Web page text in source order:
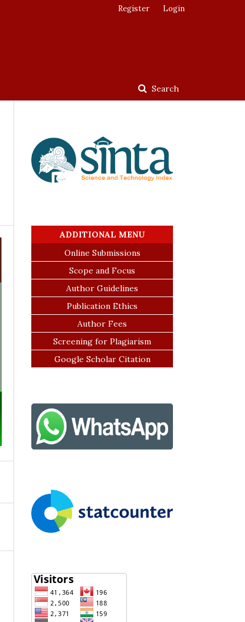
Search
Register Login
ADDITIONAL MENU
Online Submissions
Scope and Focus
Author Guidelines
Publication Ethics
Author Fees
Screening for Plagiarism
Google Scholar Citation